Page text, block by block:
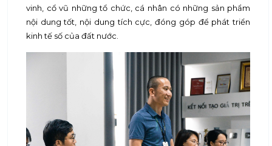
vinh, cổ vũ những tổ chức, cá nhân có những sản phẩm
nội dung tốt, nội dung tích cực, đóng góp để phát triển
kinh tế số của đất nước.